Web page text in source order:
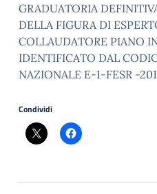
GRADUATORIA
DELLA FIGURA DI
COLLAUDATORE PIANO
IDENTIFICATO DAL
NAZIONALE E-1-FESR -
Condividi